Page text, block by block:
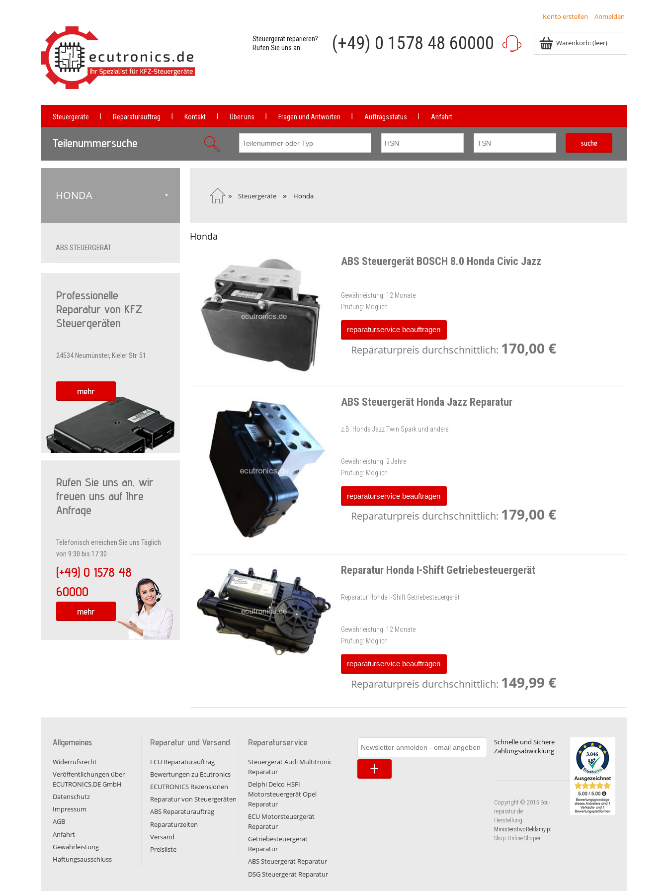
Konto erstellen Anmelden
Warenkorb:(leer)
Steuergerät reparieren?
Rufen Sie uns an:
(+49) 0 1578 48 60000
Steuergeräte Reparaturauftrag Kontakt Über uns Fragen und Antworten Auftragsstatus Anfahrt
Teilenummersuche suche
HONDA
ABS STEUERGERÄT
Professionelle
Reparatur von KFZ
Steuergeräten
24534 Neumünster, Kieler Str. 51
mehr
Rufen Sie uns an, wir
freuen uns auf Ihre
Anfrage
Telefonisch erreichen Sie uns Täglich
von 9:30 bis 17:30
(+49) 0 1578 48
60000
mehr
» Steuergeräte » Honda
Honda
ABS Steuergerät BOSCH 8.0 Honda Civic Jazz
Gewährleistung: 12 Monate
Prüfung: Möglich
reparaturservice beauftragen
Reparaturpreis durchschnittlich: 170,00 €
ABS Steuergerät Honda Jazz Reparatur
z.B. Honda Jazz Twin Spark und andere
Gewährleistung: 2 Jahre
Prüfung: Möglich
reparaturservice beauftragen
Reparaturpreis durchschnittlich: 179,00 €
Reparatur Honda I-Shift Getriebesteuergerät
Reparatur Honda I-Shift Getriebesteuergerät
Gewährleistung: 12 Monate
Prüfung: Möglich
reparaturservice beauftragen
Reparaturpreis durchschnittlich: 149,99 €
Allgemeines
Widerrufsrecht
Veröffentlichungen über
ECUTRONICS.DE GmbH
Datenschutz
Impressum
AGB
Anfahrt
Gewährleistung
Haftungsausschluss
Reparatur und Versand
ECU Reparaturauftrag
Bewertungen zu Ecutronics
ECUTRONICS Rezensionen
Reparatur von Steuergeräten
ABS Reparaturauftrag
Reparaturzeiten
Versand
Preisliste
Reparaturservice
Steuergerät Audi Multitronic
Reparatur
Delphi Delco HSFI
Motorsteuergerät Opel
Reparatur
ECU Motorsteuergerät
Reparatur
Getriebesteuergerät
Reparatur
ABS Steuergerät Reparatur
DSG Steuergerät Reparatur
Schnelle und Sichere
Zahlungsabwicklung
Copyright © 2015 Ecu-
reparatur.de
Herstellung:
MinisterstwoReklamy.pl
Shop-Online Shoper